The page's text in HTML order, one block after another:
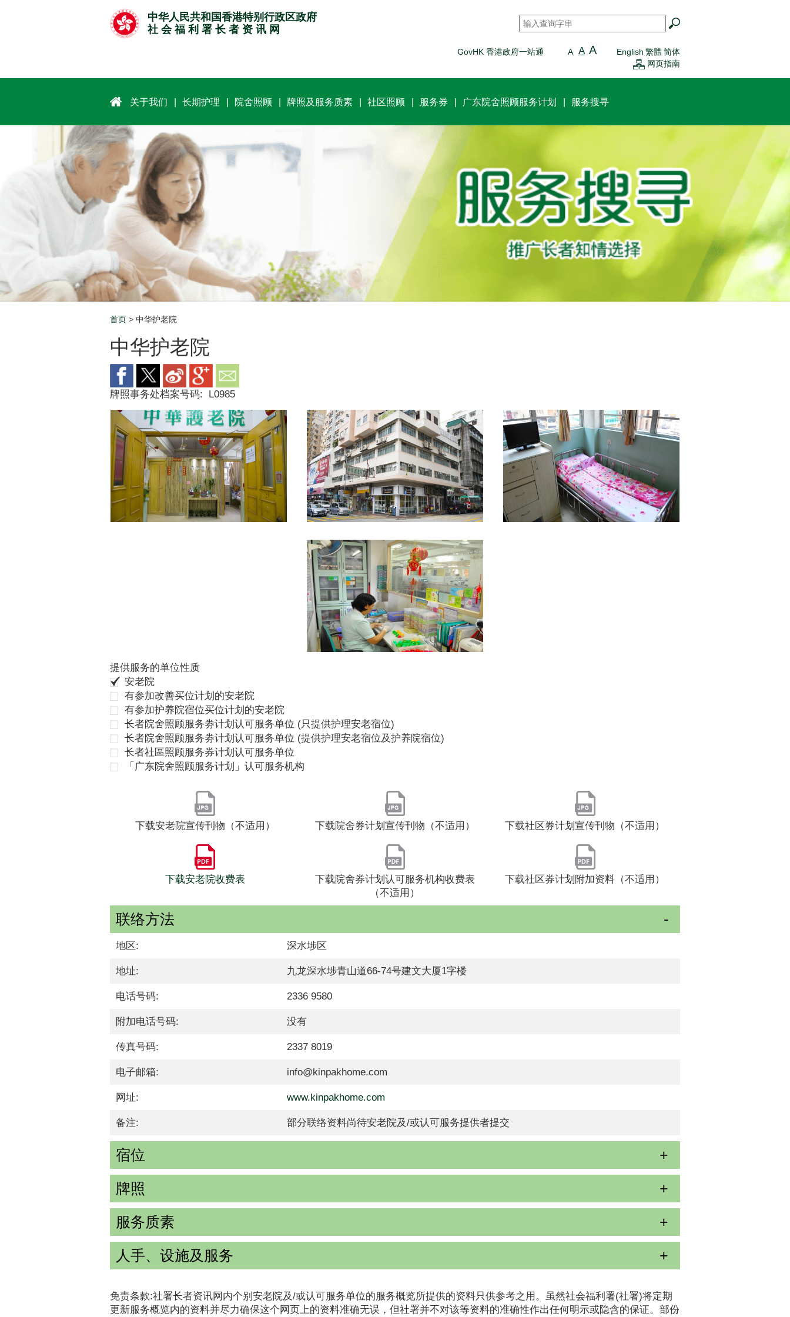
中华人民共和国香港特别行政区政府
社 会 福 利 署 长 者 资 讯 网
搜寻 *
GovHK 香港政府一站通 A A A English 繁體 简体
网页指南
关于我们 长期护理 院舍照顾 牌照及服务质素 社区照顾 服务券 广东院舍照顾服务计划 服务搜寻
Breadcrumb
首页 > 中华护老院
中华护老院
牌照事务处档案号码: L0985
提供服务的单位性质
安老院
有参加改善买位计划的安老院
有参加护养院宿位买位计划的安老院
长者院舍照顾服务劵计划认可服务单位 (只提供护理安老宿位)
长者院舍照顾服务劵计划认可服务单位 (提供护理安老宿位及护养院宿位)
长者社區照顾服务券计划认可服务单位
「广东院舍照顾服务计划」认可服务机构
下载安老院宣传刊物（不适用） 下载院舍券计划宣传刊物（不适用） 下载社区券计划宣传刊物（不适用）
下载安老院收费表
下载院舍券计划认可服务机构收费表
（不适用）
下载社区券计划附加资料（不适用）
联络方法
地区: 深水埗区
地址: 九龙深水埗青山道66-74号建文大厦1字楼
电话号码: 2336 9580
附加电话号码: 没有
传真号码: 2337 8019
电子邮箱: info@kinpakhome.com
网址: www.kinpakhome.com
备注: 部分联络资料尚待安老院及/或认可服务提供者提交
宿位
牌照
服务质素
人手、设施及服务
免责条款:社署长者资讯网内个别安老院及/或认可服务单位的服务概览所提供的资料只供参考之用。虽然社会福利署(社署)将定期
更新服务概览内的资料并尽力确保这个网页上的资料准确无误，但社署并不对该等资料的准确性作出任何明示或隐含的保证。部份